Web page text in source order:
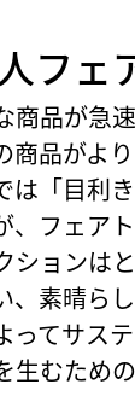
フェ
商品が急
商品がよ
は「目利
、フェア
ションは
、素晴ら
ってサス
生むため